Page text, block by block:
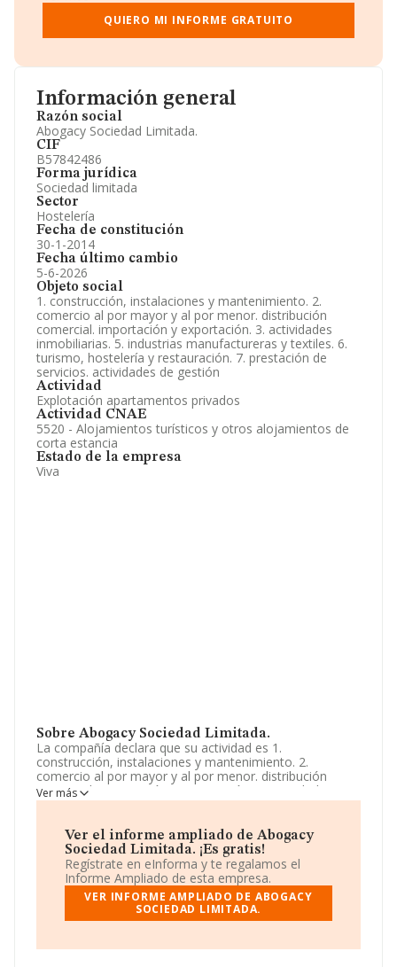
Información general
Razón social
Abogacy Sociedad Limitada.
CIF
B57842486
Forma jurídica
Sociedad limitada
Sector
Hostelería
Fecha de constitución
30-1-2014
Fecha último cambio
5-6-2026
Objeto social
1. construcción, instalaciones y mantenimiento. 2.
comercio al por mayor y al por menor. distribución
comercial. importación y exportación. 3. actividades
inmobiliarias. 5. industrias manufactureras y textiles. 6.
turismo, hostelería y restauración. 7. prestación de
servicios. actividades de gestión
Actividad
Explotación apartamentos privados
Actividad CNAE
5520 - Alojamientos turísticos y otros alojamientos de
corta estancia
Estado de la empresa
Viva
Sobre Abogacy Sociedad Limitada.
La compañía declara que su actividad es 1.
construcción, instalaciones y mantenimiento. 2.
comercio al por mayor y al por menor. distribución
comercial. importación y exportación. 3. actividades
inmobiliarias. 5. industrias manufactureras y textiles. 6.
servicios. actividades de gestión. La sociedad está
inscrita en el Registro Mercantil como Sociedad
Limitada. Clasifica su actividad CNAE como '%cnae%',
código 6812. No realiza actividad de importación y/o
exportación.
No ha habido variación en cuanto al número de
la información disponible en INFORMA, ha dispuesto de
Ver más
Ver el informe ampliado de Abogacy
Sociedad Limitada. ¡Es gratis!
Regístrate en eInforma y te regalamos el
Informe Ampliado de esta empresa.
VER INFORME AMPLIADO DE ABOGACY
SOCIEDAD LIMITADA.
Gráficos de Evolución Ventas y Empleados.
Consejo de Administración y Administradores.
Directivos y Ejecutivos.
Información oficial y registral complementaria.
QUIERO MI INFORME GRATUITO